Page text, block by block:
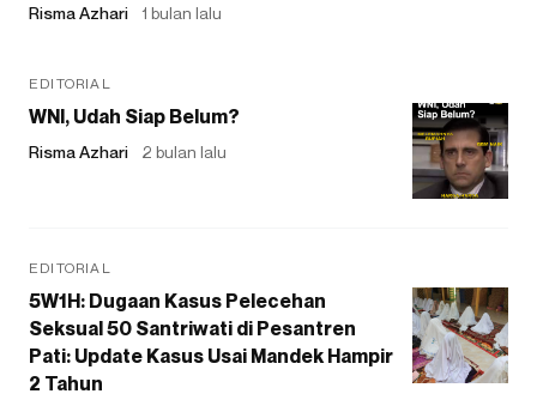
Risma Azhari 1 bulan lalu
EDITORIAL
WNI, Udah Siap Belum?
Risma Azhari 2 bulan lalu
EDITORIAL
5W1H: Dugaan Kasus Pelecehan
Seksual 50 Santriwati di Pesantren
Pati: Update Kasus Usai Mandek Hampir
2 Tahun